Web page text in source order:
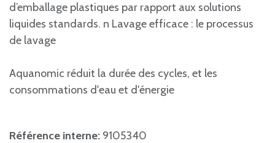
d’emballage plastiques par rapport aux solutions
liquides standards. n Lavage efficace : le processus
de lavage
Aquanomic réduit la durée des cycles, et les
consommations d'eau et d'énergie
Référence interne: 9105340